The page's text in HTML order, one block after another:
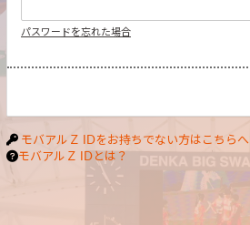
パスワードを忘れた場合
モバアルＺ IDをお持ちでない方はこちらへ
モバアルＺ IDとは？